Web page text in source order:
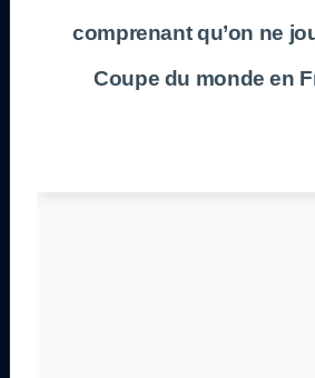
comprenant qu’on ne
Coupe du monde en